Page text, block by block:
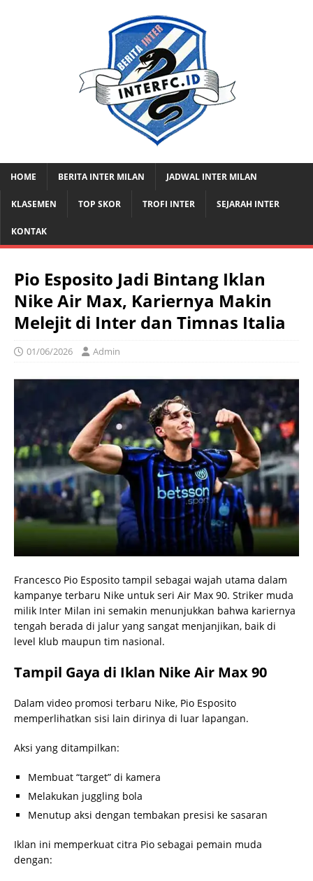
HOME BERITA INTER MILAN JADWAL INTER MILAN
KLASEMEN TOP SKOR TROFI INTER SEJARAH INTER
KONTAK
Pio Esposito Jadi Bintang Iklan
Nike Air Max, Kariernya Makin
Melejit di Inter dan Timnas Italia
01/06/2026 Admin
Francesco Pio Esposito tampil sebagai wajah utama dalam
kampanye terbaru Nike untuk seri Air Max 90. Striker muda
milik Inter Milan ini semakin menunjukkan bahwa kariernya
tengah berada di jalur yang sangat menjanjikan, baik di
level klub maupun tim nasional.
Tampil Gaya di Iklan Nike Air Max 90
Dalam video promosi terbaru Nike, Pio Esposito
memperlihatkan sisi lain dirinya di luar lapangan.
Aksi yang ditampilkan:
Membuat “target” di kamera
Melakukan juggling bola
Menutup aksi dengan tembakan presisi ke sasaran
Iklan ini memperkuat citra Pio sebagai pemain muda
dengan: